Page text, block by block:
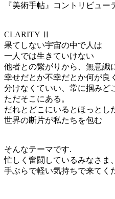
『美術手帖』コントリビュ
CLARITY Ⅱ
果てしない宇宙の中で人は
一人では生きていけない
他者との繋がりから、無意識
幸せだとか不幸だとか何が良
分けなくていい、常に掴みど
ただそこにある。
だれとどこにいるとほっとし
世界の断片が私たちを包む
そんなテーマです.
忙しく奮闘しているみなさま、
手ぶらで軽い気持ちで来てく